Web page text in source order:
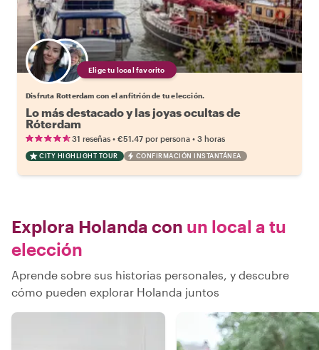
Elige tu local favorito
Disfruta Rotterdam con el anfitrión de tu elección.
Lo más destacado y las joyas ocultas de
Róterdam
31 reseñas • €51.47 por persona • 3 horas
CITY HIGHLIGHT TOUR CONFIRMACIÓN INSTANTÁNEA
Explora Holanda con un local a tu
elección
Aprende sobre sus historias personales, y descubre
cómo pueden explorar Holanda juntos